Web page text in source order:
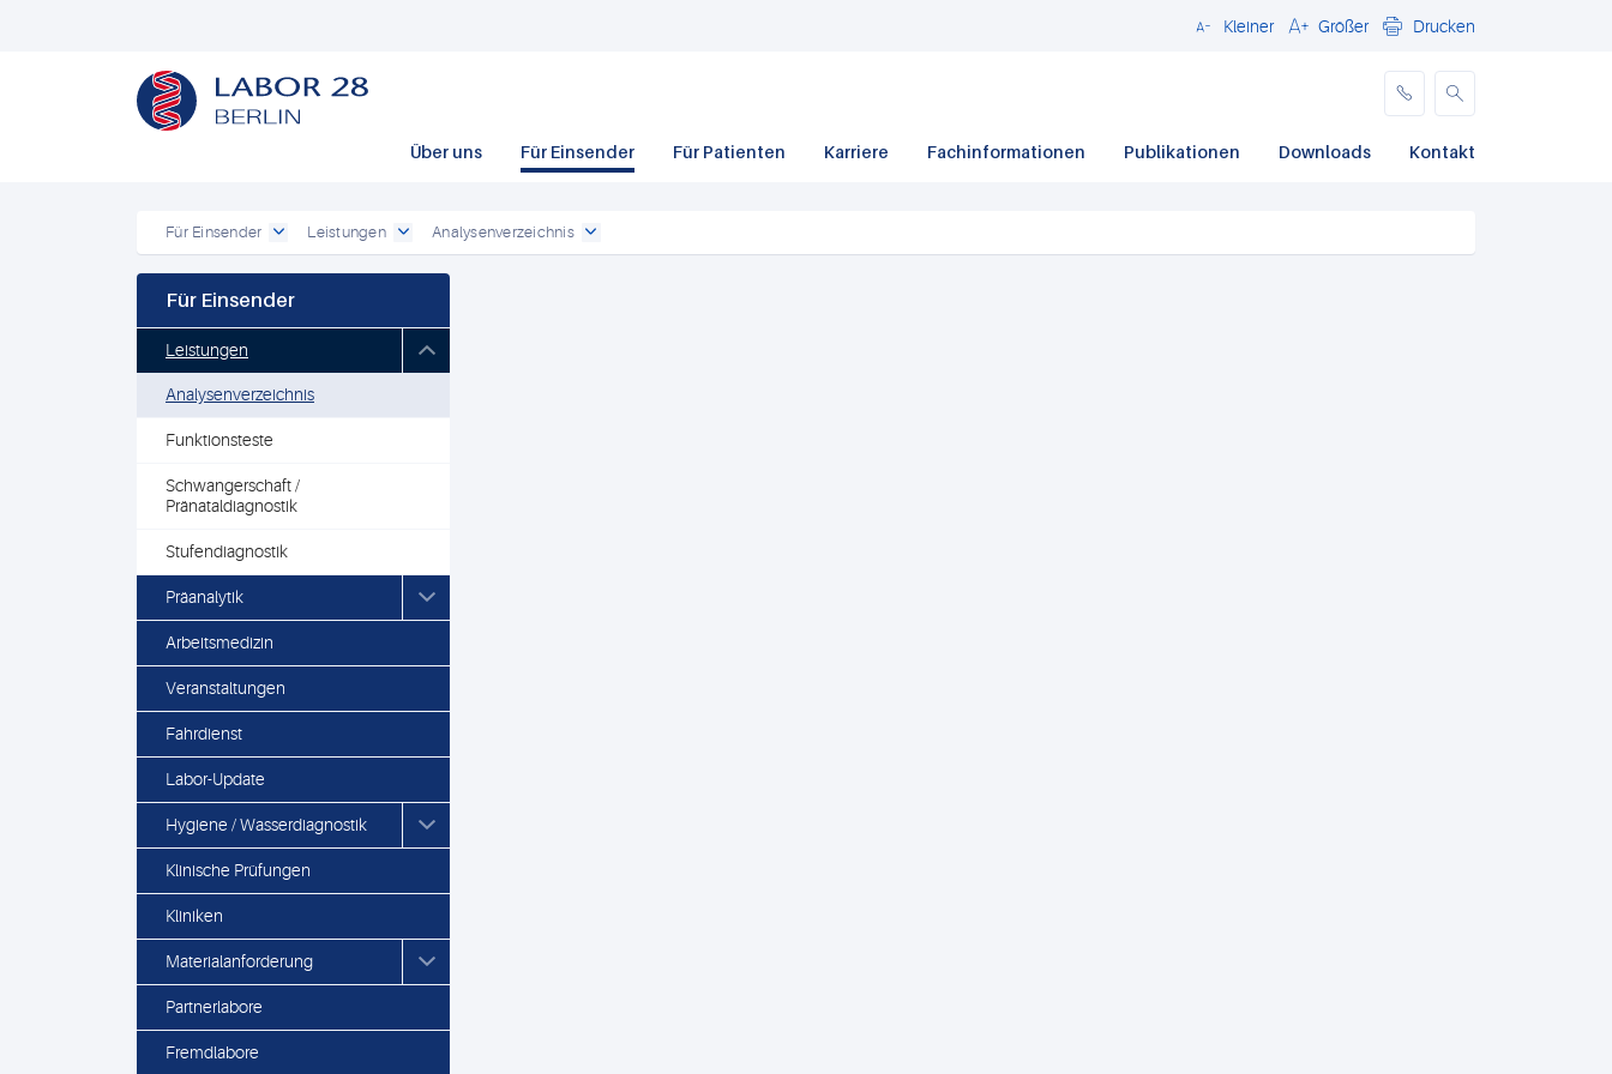
Schließen
Kleiner Größer Drucken
Über uns Für Einsender Für Patienten Karriere Fachinformationen Publikationen Downloads Kontakt
Für Einsender Leistungen Analysenverzeichnis
Für Einsender
Leistungen
Analysenverzeichnis
Funktionsteste
Schwangerschaft /
Pränataldiagnostik
Stufendiagnostik
Präanalytik
Arbeitsmedizin
Veranstaltungen
Fahrdienst
Labor-Update
Hygiene / Wasserdiagnostik
Klinische Prüfungen
Kliniken
Materialanforderung
Partnerlabore
Fremdlabore